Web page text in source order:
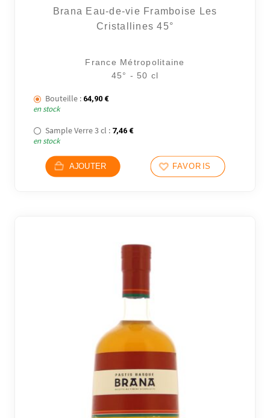
Brana Eau-de-vie Framboise Les
Cristallines 45°
France Métropolitaine
45° - 50 cl
Bouteille : 64,90 €
en stock
Sample Verre 3 cl : 7,46 €
en stock
AJOUTER FAVORIS